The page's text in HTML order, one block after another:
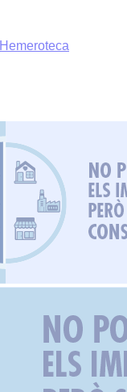
Hemeroteca